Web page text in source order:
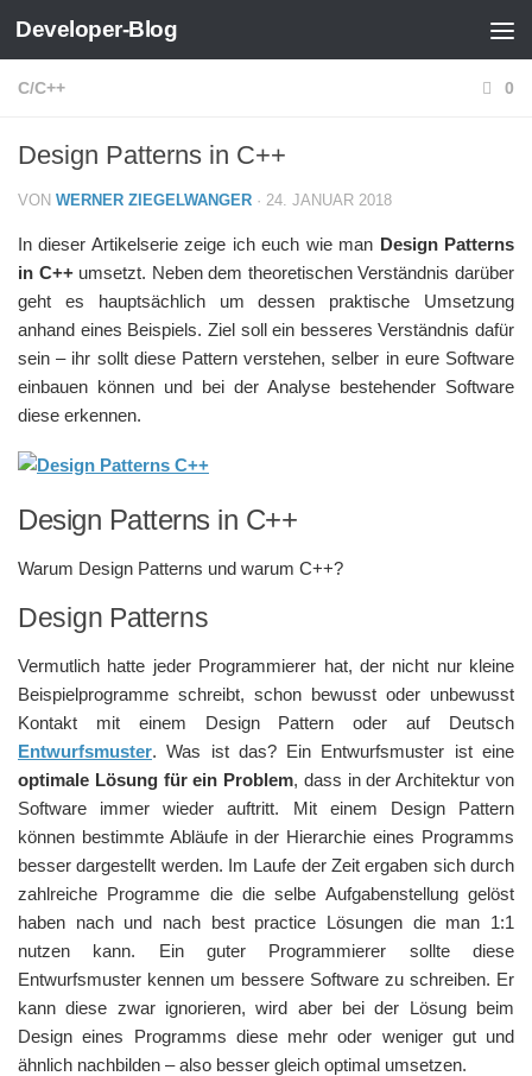
Zum Inhalt springen
Developer-Blog
C/C++ 0
Design Patterns in C++
VON WERNER ZIEGELWANGER · 24. JANUAR 2018
In dieser Artikelserie zeige ich euch wie man Design Patterns
in C++umsetzt. Neben dem theoretischen Verständnis darüber
geht es hauptsächlich um dessen praktische Umsetzung
anhand eines Beispiels. Ziel soll ein besseres Verständnis dafür
sein – ihr sollt diese Pattern verstehen, selber in eure Software
einbauen können und bei der Analyse bestehender Software
diese erkennen.
Design Patterns in C++
Warum Design Patterns und warum C++?
Design Patterns
Vermutlich hatte jeder Programmierer hat, der nicht nur kleine
Beispielprogramme schreibt, schon bewusst oder unbewusst
Kontakt mit einem Design Pattern oder auf Deutsch
Entwurfsmuster. Was ist das? Ein Entwurfsmuster ist eine
optimale Lösung für ein Problem, dass in der Architektur von
Software immer wieder auftritt. Mit einem Design Pattern
können bestimmte Abläufe in der Hierarchie eines Programms
besser dargestellt werden. Im Laufe der Zeit ergaben sich durch
zahlreiche Programme die die selbe Aufgabenstellung gelöst
haben nach und nach best practice Lösungen die man 1:1
nutzen kann. Ein guter Programmierer sollte diese
Entwurfsmuster kennen um bessere Software zu schreiben. Er
kann diese zwar ignorieren, wird aber bei der Lösung beim
Design eines Programms diese mehr oder weniger gut und
ähnlich nachbilden – also besser gleich optimal umsetzen.